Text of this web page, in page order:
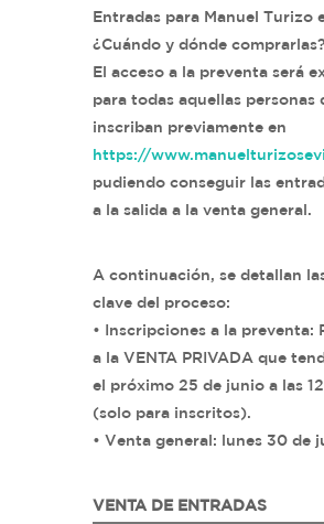
Entradas para Manuel Turizo
¿Cuándo y dónde comprarlas?
El acceso a la preventa será
para todas aquellas personas
inscriban previamente en
https://
pudiendo conseguir las
a la salida a la venta general.
A continuación, se detallan
clave del proceso:
• Inscripciones a la preventa:
a la VENTA PRIVADA que
el próximo 25 de junio a las
(solo para inscritos).
• Venta general: lunes 30 de
VENTA DE ENTRADAS